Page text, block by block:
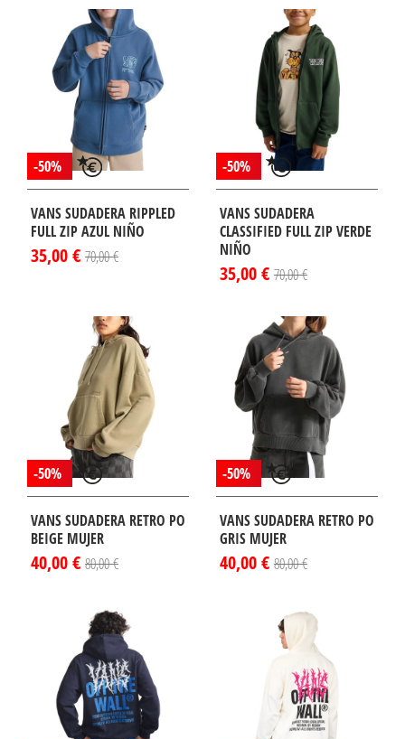
-50%
VANS SUDADERA RIPPLED
FULL ZIP AZUL NIÑO
35,00 € 70,00 €
-50%
VANS SUDADERA
CLASSIFIED FULL ZIP VERDE
NIÑO
35,00 € 70,00 €
-50%
VANS SUDADERA RETRO PO
BEIGE MUJER
40,00 € 80,00 €
-50%
VANS SUDADERA RETRO PO
GRIS MUJER
40,00 € 80,00 €